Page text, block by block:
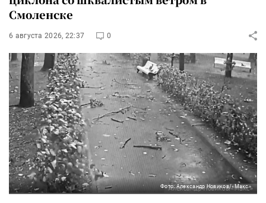
Смоленске
6 августа 2026, 22:37 0
Фото: Александр Новиков/«Макс»